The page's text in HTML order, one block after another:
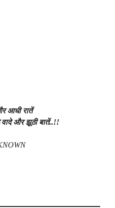
आधी रातें
वादे और झूठी बातें..!!